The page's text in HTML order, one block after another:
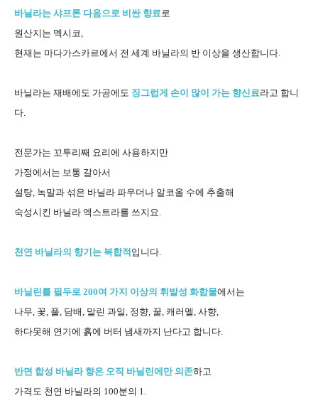
바닐라는 샤프론 다음으로 비싼 향료로
원산지는 멕시코,
현재는 마다가스카르에서 전 세계 바닐라의 반 이상을 생산합니다.
바닐라는 재배에도 가공에도 징그럽게 손이 많이 가는 향신료라고 합니
다.
전문가는 꼬투리째 요리에 사용하지만
가정에서는 보통 갈아서
설탕, 녹말과 섞은 바닐라 파우더나 알코올 수에 추출해
숙성시킨 바닐라 엑스트라를 쓰지요.
천연 바닐라의 향기는 복합적 입니다.
바닐린를 필두로 200여 가지 이상의 휘발성 화합물에서는
나무, 꽃, 풀, 담배, 말린 과일, 정향, 꿀, 캐러멜, 사향,
하다못해 연기에 흙에 버터 냄새까지 난다고 합니다.
반면 합성 바닐라 향은 오직 바닐린에만 의존하고
가격도 천연 바닐라의 100분의 1.